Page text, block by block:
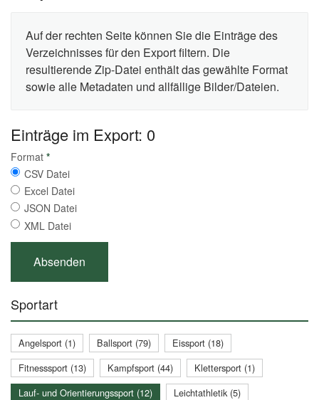
Auf der rechten Seite können Sie die Einträge des
Verzeichnisses für den Export filtern. Die
resultierende Zip-Datei enthält das gewählte Format
sowie alle Metadaten und allfällige Bilder/Dateien.
Einträge im Export: 0
Format *
CSV Datei
Excel Datei
JSON Datei
XML Datei
Sportart
Angelsport (1) Ballsport (79)
Eissport (18)
Fitnesssport (13)
Kampfsport (44)
Klettersport (1)
Lauf- und Orientierungssport (12)
Leichtathletik (5)